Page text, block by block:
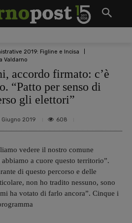
2019: Figline e Incisa
Valdarno
accordo firmato: c’è
“Patto per senso di
gli elettori”
Giugno 2019 608
vedere il nostro comune
a cuore questo territorio”.
di questo percorso e delle
non ho tradito nessuno, sono
ha votato di farlo ancora”. Cinque i